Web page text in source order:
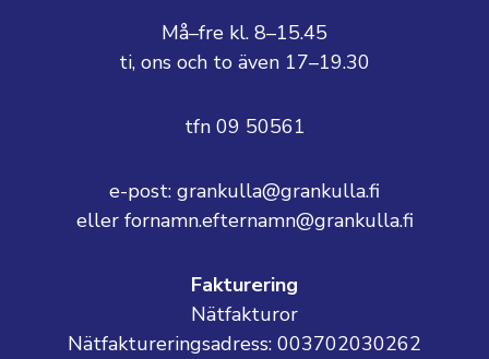
Må–fre kl. 8–15.45
ti, ons och to även 17–19.30
tfn 09 50561
e-post: grankulla@grankulla.fi
eller fornamn.efternamn@grankulla.fi
Fakturering
Nätfakturor
Nätfaktureringsadress: 003702030262